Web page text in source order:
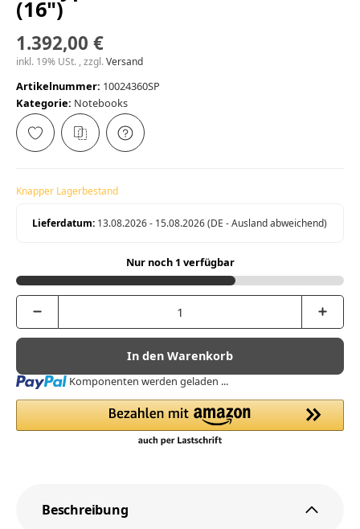
(16")
1.392,00 €
inkl. 19% USt. , zzgl.Versand
Artikelnummer: 10024360SP
Kategorie: Notebooks
Knapper Lagerbestand
Lieferdatum: 13.08.2026 - 15.08.2026(DE - Ausland abweichend)
Nur noch 1 verfügbar
In den Warenkorb
Loading... Komponenten werden geladen ...
Beschreibung